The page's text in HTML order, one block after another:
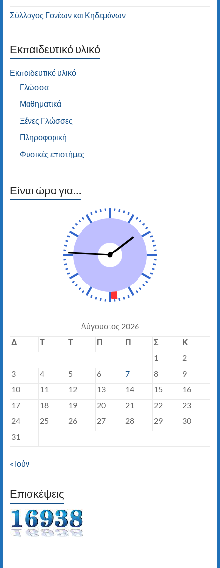
Σύλλογος Γονέων και Κηδεμόνων
Εκπαιδευτικό υλικό
Εκπαιδευτικό υλικό
Γλώσσα
Μαθηματικά
Ξένες Γλώσσες
Πληροφορική
Φυσικές επιστήμες
Είναι ώρα για…
Αύγουστος 2026
Δ
Τ Τ Π Π Σ
Κ
1
2
3
4 5 6 7 8
9
10
11 12 13 14 15
16
17
18 19 20 21 22
23
24
25 26 27 28 29
30
31
« Ιούν
Επισκέψεις